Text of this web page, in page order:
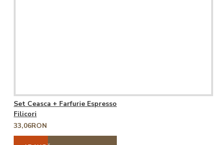
Set Ceasca + Farfurie Espresso
Filicori
33,06RON